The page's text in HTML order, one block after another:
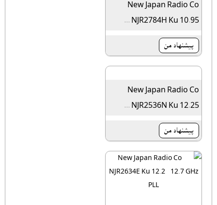
New Japan Radio Co
NJR2784H Ku 10.95 ...
پیشنهاد من
New Japan Radio Co
NJR2536N Ku 12.25 ...
پیشنهاد من